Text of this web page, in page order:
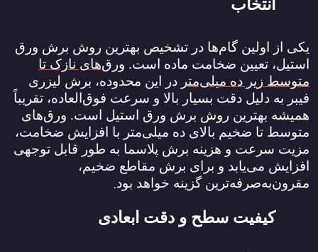
انتخاب
یکی از اولین گام‌ها در تشخیص بهترین روش برش ورق
استیل، تعیین ضخامت ماده است. ورق‌های نازک تا
متوسط زیر ده میلی‌متر در این محدوده، برش لیزری
فیبر به دلیل دقت بسیار بالا و سرعت فوق‌العاده، تقریباً
همیشه بهترین روش برش ورق استیل است. ورق‌های
متوسط تا ضخیم بالای ده میلی‌متر با افزایش ضخامت،
مزیت سرعت و هزینه برش پلاسما به طور قابل توجهی
افزایش می‌یابد و برای برش مقاطع ضخیم،
مقرون‌به‌صرفه‌ترین گزینه خواهد بود.
کیفیت سطح و دقت ابعادی